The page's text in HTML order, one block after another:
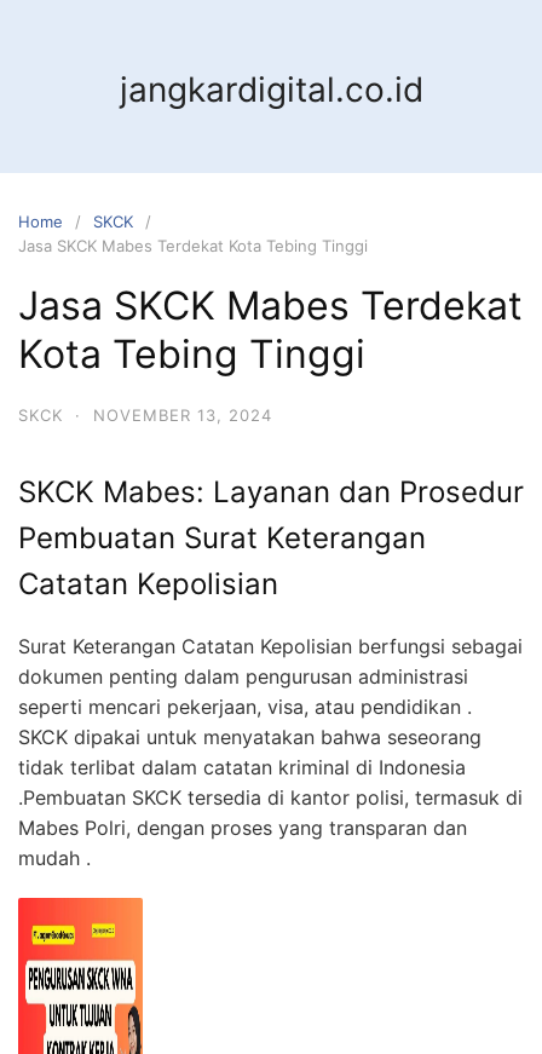
jangkardigital.co.id
Home
SKCK
Jasa SKCK Mabes Terdekat Kota Tebing Tinggi
Jasa SKCK Mabes Terdekat
Kota Tebing Tinggi
SKCK · NOVEMBER 13, 2024
SKCK Mabes: Layanan dan Prosedur
Pembuatan Surat Keterangan
Catatan Kepolisian
Surat Keterangan Catatan Kepolisian berfungsi sebagai
dokumen penting dalam pengurusan administrasi
seperti mencari pekerjaan, visa, atau pendidikan .
SKCK dipakai untuk menyatakan bahwa seseorang
tidak terlibat dalam catatan kriminal di Indonesia
.Pembuatan SKCK tersedia di kantor polisi, termasuk di
Mabes Polri, dengan proses yang transparan dan
mudah .